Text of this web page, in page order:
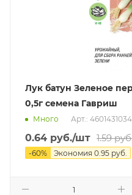
Лук батун Зеленое
0,5г семена Гавриш
Много Арт.:
0.64 руб./шт 1.59
-60% Экономия 0.95 руб.